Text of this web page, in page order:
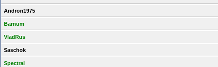
Andron1975
Barnum
VladRus
Saschok
Spectral